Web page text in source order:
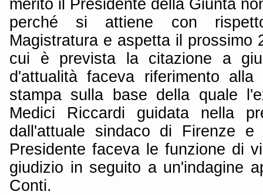
perché si attiene con
Magistratura e aspetta il prossimo
cui è prevista la citazione a
d'attualità faceva riferimento
stampa sulla base della quale
Medici Riccardi guidata nella
dall'attuale sindaco di Firenze e
Presidente faceva le funzione di
giudizio in seguito a un'indagine
Conti.